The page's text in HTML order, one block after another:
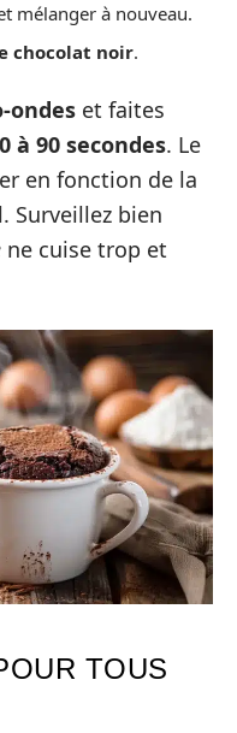
mélanger à nouveau.
chocolat noir.
ondes et faites
à 90 secondes. Le
en fonction de la
Surveillez bien
ne cuise trop et
TOUS